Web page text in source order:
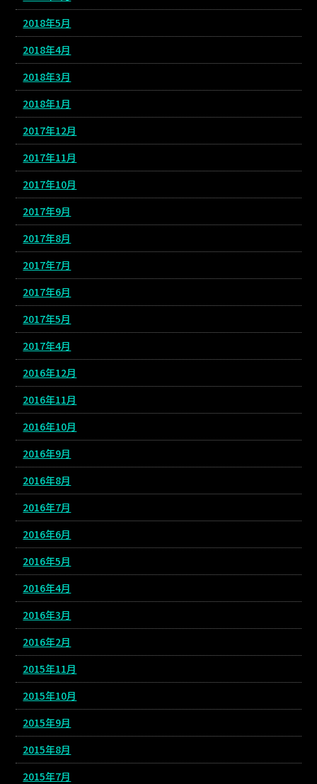
2018年5月
2018年4月
2018年3月
2018年1月
2017年12月
2017年11月
2017年10月
2017年9月
2017年8月
2017年7月
2017年6月
2017年5月
2017年4月
2016年12月
2016年11月
2016年10月
2016年9月
2016年8月
2016年7月
2016年6月
2016年5月
2016年4月
2016年3月
2016年2月
2015年11月
2015年10月
2015年9月
2015年8月
2015年7月